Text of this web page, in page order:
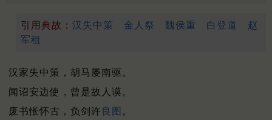
引用典故： 汉失中策 金人祭 魏侯重 白登道
赵
军租
汉家失中策，胡马屡南驱。
闻诏安边使，曾是故人谟。
废书怅怀古，负剑许 良图 。